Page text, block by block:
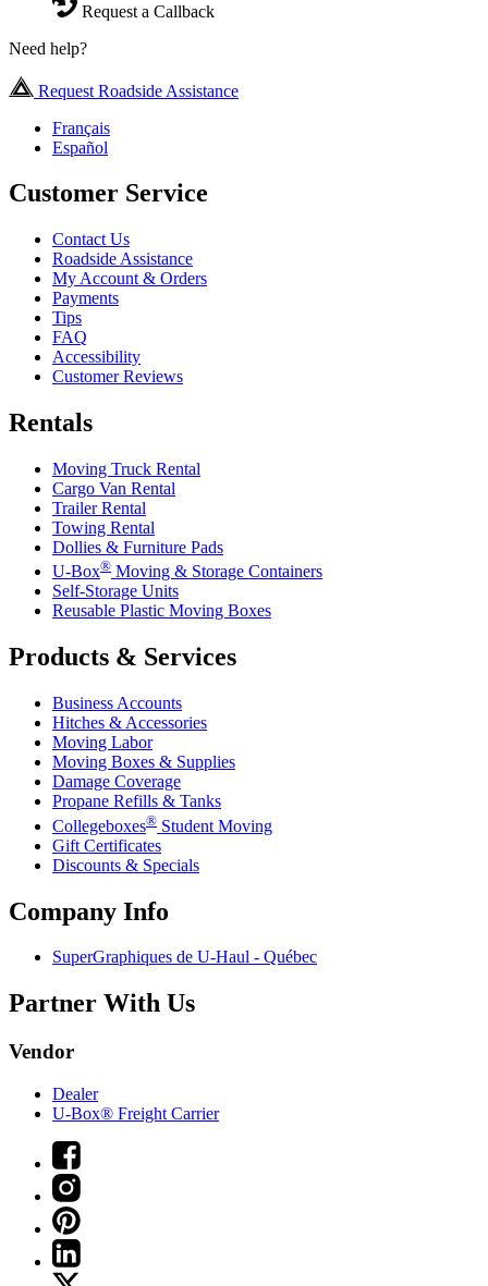
Request a Callback
Need help?
Request Roadside Assistance
Français
Español
Customer Service
Contact Us
Roadside Assistance
My Account & Orders
Payments
Tips
FAQ
Accessibility
Customer Reviews
Rentals
Moving Truck Rental
Cargo Van Rental
Trailer Rental
Towing Rental
Dollies & Furniture Pads
U-Box® Moving & Storage Containers
Self-Storage Units
Reusable Plastic Moving Boxes
Products & Services
Business Accounts
Hitches & Accessories
Moving Labor
Moving Boxes & Supplies
Damage Coverage
Propane Refills & Tanks
Collegeboxes® Student Moving
Gift Certificates
Discounts & Specials
Company Info
SuperGraphiques de U-Haul - Québec
Partner With Us
Vendor
Dealer
U-Box® Freight Carrier